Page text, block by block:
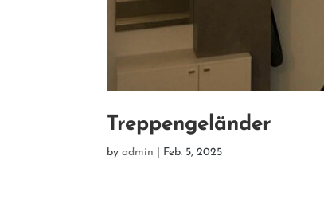
Treppengeländer
byadmin Feb. 5, 2025